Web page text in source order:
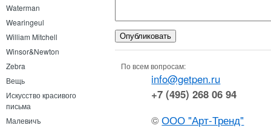
Waterman
Wearingeul
William Mitchell
Winsor&Newton
Zebra
Вещь
Искусство красивого
письма
Малевичъ
По всем вопросам:
info@getpen.ru
+7 (495) 268 06 94
©ООО "Арт-Тренд"